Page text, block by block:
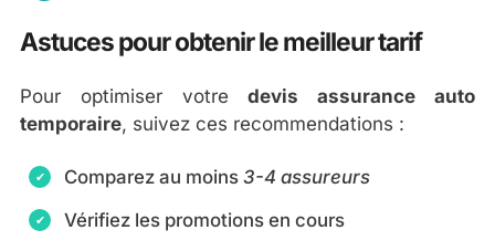
Astuces pour obtenir le meilleur tarif
Pour optimiser votredevis assurance auto
temporaire, suivez ces recommendations :
Comparez au moins 3-4 assureurs
Vérifiez les promotions en cours